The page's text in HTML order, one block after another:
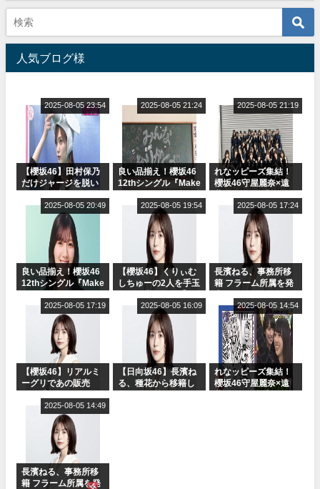
人気ブログ様
【櫻坂46】田村保乃
だけジャージを脱い
2025-08-05 23:54
良い品揃え！櫻坂46
12thシングル『Make
ャルグッズ絶賛販売
2025-08-05 21:24
れなッピーズ集結！
櫻坂46守屋麗奈×遠
ット！」水曜スタジ
オ出演決定
2025-08-05 21:19
良い品揃え！櫻坂46
12thシングル『Make
ャルグッズ絶賛販売
2025-08-05 20:49
【櫻坂46】くりぃむ
しちゅーの2人を手玉
りぃむナンタラ】
2025-08-05 19:54
長濱ねる、事務所移
籍 フラーム所属を発
2025-08-05 17:24
【櫻坂46】リアルミ
ーグリであの販売
Break』オフィシャ
ルグッズ解禁
2025-08-05 17:19
【日向坂46】長濱ね
る、種花から移籍し
2025-08-05 16:09
れなッピーズ集結！
櫻坂46守屋麗奈×遠
2025-08-05 14:54
長濱ねる、事務所移
籍 フラーム所属を発
2025-08-05 14:49